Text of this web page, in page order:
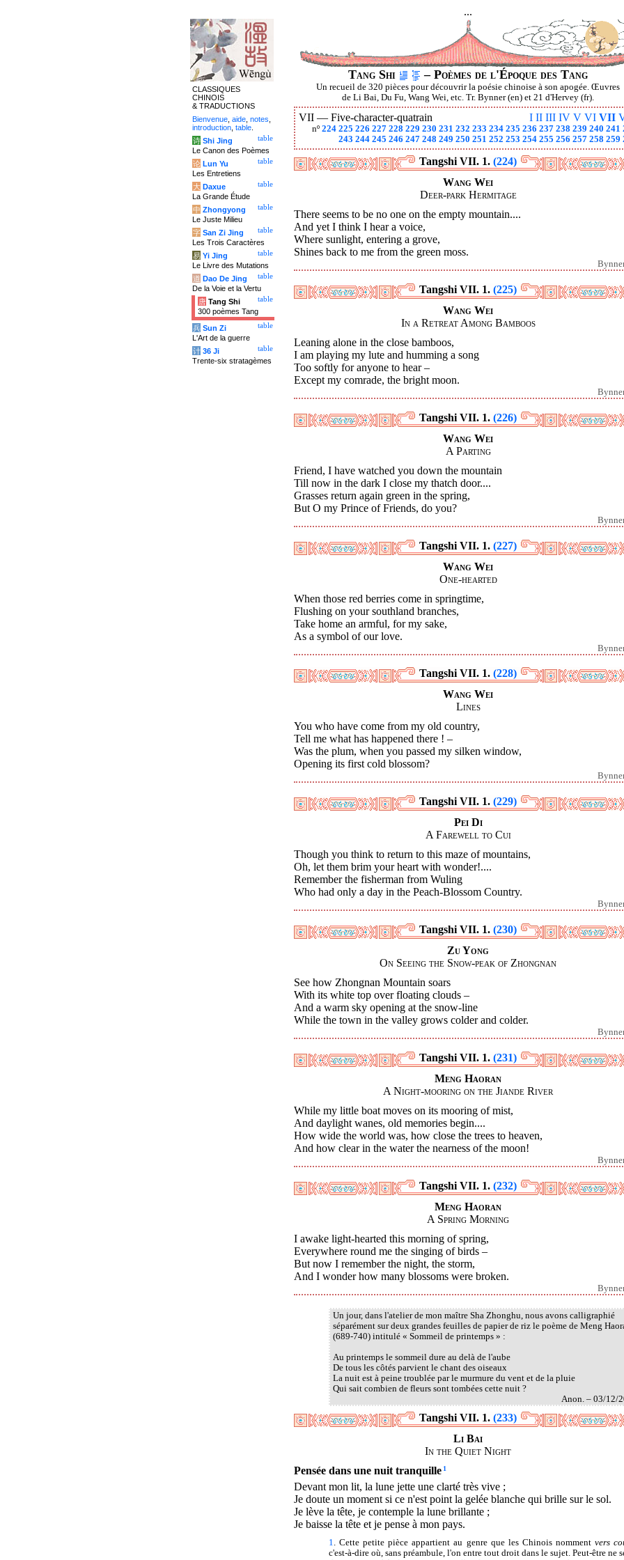
...
Tang Shi – Poèmes de l'Époque des Tang
Un recueil de 320 pièces pour découvrir la poésie chinoise à son apogée. Œuvres
de Li Bai, Du Fu, Wang Wei, etc. Tr. Bynner (en) et 21 d'Hervey (fr).
I II III IV V VI VII
VII — Five-character-quatrain
nº 224 225 226 227 228 229 230 231 232 233 234 235 236 237 238 239 240 241
243 244 245 246 247 248 249 250 251 252 253 254 255 256 257 258 259
Tangshi VII. 1. (224)
Wang Wei
Deer-park Hermitage
There seems to be no one on the empty mountain....
And yet I think I hear a voice,
Where sunlight, entering a grove,
Shines back to me from the green moss.
Tangshi VII. 1. (225)
Wang Wei
In a Retreat Among Bamboos
Leaning alone in the close bamboos,
I am playing my lute and humming a song
Too softly for anyone to hear –
Except my comrade, the bright moon.
Tangshi VII. 1. (226)
Wang Wei
A Parting
Friend, I have watched you down the mountain
Till now in the dark I close my thatch door....
Grasses return again green in the spring,
But O my Prince of Friends, do you?
Tangshi VII. 1. (227)
Wang Wei
One-hearted
When those red berries come in springtime,
Flushing on your southland branches,
Take home an armful, for my sake,
As a symbol of our love.
Tangshi VII. 1. (228)
Wang Wei
Lines
You who have come from my old country,
Tell me what has happened there ! –
Was the plum, when you passed my silken window,
Opening its first cold blossom?
Tangshi VII. 1. (229)
Pei Di
A Farewell to Cui
Though you think to return to this maze of mountains,
Oh, let them brim your heart with wonder!....
Remember the fisherman from Wuling
Who had only a day in the Peach-Blossom Country.
Tangshi VII. 1. (230)
Zu Yong
On Seeing the Snow-peak of Zhongnan
See how Zhongnan Mountain soars
With its white top over floating clouds –
And a warm sky opening at the snow-line
While the town in the valley grows colder and colder.
Tangshi VII. 1. (231)
Meng Haoran
A Night-mooring on the Jiande River
While my little boat moves on its mooring of mist,
And daylight wanes, old memories begin....
How wide the world was, how close the trees to heaven,
And how clear in the water the nearness of the moon!
Tangshi VII. 1. (232)
Meng Haoran
A Spring Morning
I awake light-hearted this morning of spring,
Everywhere round me the singing of birds –
But now I remember the night, the storm,
And I wonder how many blossoms were broken.
Un jour, dans l'atelier de mon maître Sha Zhonghu, nous avons calligraphié
séparément sur deux grandes feuilles de papier de riz le poème de Meng
(689-740) intitulé « Sommeil de printemps » :
Au printemps le sommeil dure au delà de l'aube
De tous les côtés parvient le chant des oiseaux
La nuit est à peine troublée par le murmure du vent et de la pluie
Qui sait combien de fleurs sont tombées cette nuit ?
Anon. – 03/12/
Tangshi VII. 1. (233)
Li Bai
In the Quiet Night
Pensée dans une nuit tranquille 1
Devant mon lit, la lune jette une clarté très vive ;
Je doute un moment si ce n'est point la gelée blanche qui brille sur le sol.
Je lève la tête, je contemple la lune brillante ;
Je baisse la tête et je pense à mon pays.
1 . Cette petite pièce appartient au genre que les Chinois nomment vers
c'est-à-dire où, sans préambule, l'on entre tout droit dans le sujet. Peut-être ne
CLASSIQUES
CHINOIS
& TRADUCTIONS
Bienvenue aide notes
introduction table
table
诗 Shi Jing
Le Canon des Poèmes
table
论 Lun Yu
Les Entretiens
table
大 Daxue
La Grande Étude
table
中 Zhongyong
Le Juste Milieu
table
字 San Zi Jing
Les Trois Caractères
table
易 Yi Jing
Le Livre des Mutations
table
道 Dao De Jing
De la Voie et la Vertu
table
唐 Tang Shi
300 poèmes Tang
table
兵 Sun Zi
L'Art de la guerre
table
计 36 Ji
Trente-six stratagèmes